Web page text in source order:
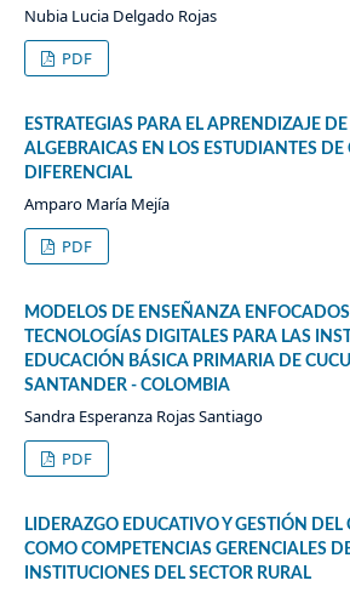
Nubia Lucia Delgado Rojas
PDF
ESTRATEGIAS PARA EL APRENDIZAJE
ALGEBRAICAS EN LOS ESTUDIANTES DE
DIFERENCIAL
Amparo María Mejía
PDF
MODELOS DE ENSEÑANZA
TECNOLOGÍAS DIGITALES PARA LAS
EDUCACIÓN BÁSICA PRIMARIA DE
SANTANDER - COLOMBIA
Sandra Esperanza Rojas Santiago
PDF
LIDERAZGO EDUCATIVO Y GESTIÓN
COMO COMPETENCIAS GERENCIALES
INSTITUCIONES DEL SECTOR RURAL